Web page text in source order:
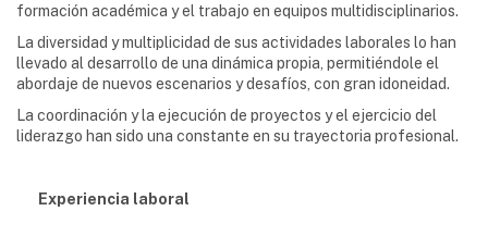
formación académica y el trabajo en equipos multidisciplinarios.
La diversidad y multiplicidad de sus actividades laborales lo han
llevado al desarrollo de una dinámica propia, permitiéndole el
abordaje de nuevos escenarios y desafíos, con gran idoneidad.
La coordinación y la ejecución de proyectos y el ejercicio del
liderazgo han sido una constante en su trayectoria profesional.
Experiencia laboral